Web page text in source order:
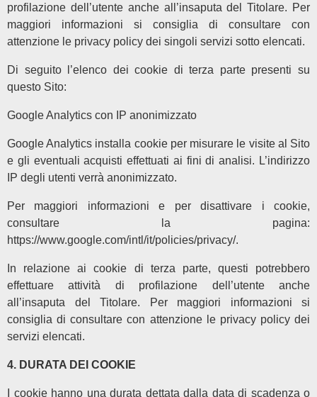
profilazione dell’utente anche all’insaputa del Titolare. Per
maggiori informazioni si consiglia di consultare con
attenzione le privacy policy dei singoli servizi sotto elencati.
Di seguito l’elenco dei cookie di terza parte presenti su
questo Sito:
Google Analytics con IP anonimizzato
Google Analytics installa cookie per misurare le visite al Sito
e gli eventuali acquisti effettuati ai fini di analisi. L’indirizzo
IP degli utenti verrà anonimizzato.
Per maggiori informazioni e per disattivare i cookie,
consultare la pagina:
https://www.google.com/intl/it/policies/privacy/.
effettuare attività di profilazione dell’utente anche
all’insaputa del Titolare. Per maggiori informazioni si
consiglia di consultare con attenzione le privacy policy dei
servizi elencati.
4. DURATA DEI COOKIE